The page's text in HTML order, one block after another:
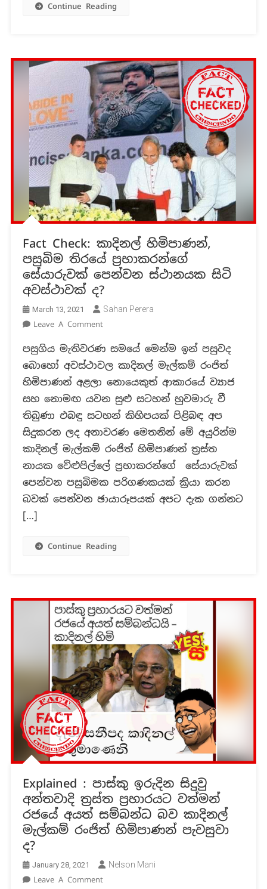
Continue Reading
Fact Check: කාදිනල් හිමිපාණන්,
පසුබිම තිරයේ ප්‍රභාකරන්ගේ
සේයාරුවක් පෙන්වන ස්ථානයක සිටි
අවස්ථාවක් ද?
March 13, 2021 Sahan Perera
Leave A CommentOn
Check:
කාදිනල්
හිමිපාණන්,
පසුබිම
තිරයේ
ප්‍රභාකරන්ගේ
සේයාරුවක්
පෙන්වන
ස්ථානයක
සිටි
අවස්ථාවක්
ද?
පසුගිය මැතිවරණ සමයේ මෙන්ම ඉන් පසුවද
බොහෝ අවස්ථාවල කාදිනල් මැල්කම් රංජිත්
හිමිපාණන් අළලා නොයෙකුත් ආකාරයේ ව්‍යාජ
සහ නොමඟ යවන සුළු සටහන් හුවමාරු වී
තිබුණා එබඳු සටහන් කිහිපයක් පිළිබඳ අප
සිදුකරන ලද අනාවරණ මෙතනින් මේ අයුරින්ම
කාදිනල් මැල්කම් රංජිත් හිමිපාණන් ‍ත්‍රස්ත
නායක වේළුපිල්ලේ ප්‍රභාකරන්ගේ සේයාරුවක්
පෙන්වන පසුබිමක පරිගණකයක් ක්‍රියා කරන
බවක් පෙන්වන ඡායාරූපයක් අපට දැක ගන්නට
[…]
Continue Reading
Explained : පාස්කු ඉරුදින සිදුවු
අන්තවාදි ත්‍රස්ත ප්‍රහාරයට වත්මන්
රජයේ අයත් සම්බන්ධ බව කාදිනල්
මැල්කම් රංජිත් හිමිපාණන් පැවසුවා
ද?
January 28, 2021 Nelson Mani
Leave A CommentOn